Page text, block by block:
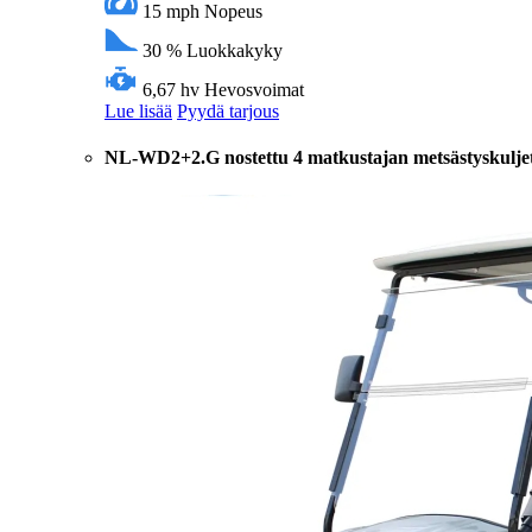
15 mph Nopeus
30 % Luokkakyky
6,67 hv Hevosvoimat
Lue lisää Pyydä tarjous
NL-WD2+2.G nostettu 4 matkustajan